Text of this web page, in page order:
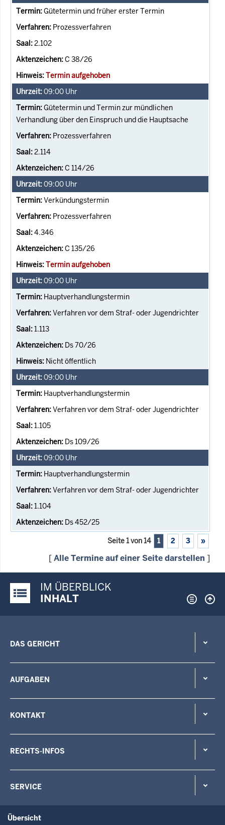
Gütetermin und früher erster Termin
Prozessverfahren
2.102
C 38/26
Termin aufgehoben
09:00 Uhr
Gütetermin und Termin zur mündlichen
Verhandlung über den Einspruch und die Hauptsache
Prozessverfahren
2.114
C 114/26
09:00 Uhr
Verkündungstermin
Prozessverfahren
4.346
C 135/26
Termin aufgehoben
09:00 Uhr
Hauptverhandlungstermin
Verfahren vor dem Straf- oder Jugendrichter
1.113
Ds 70/26
Nicht öffentlich
09:00 Uhr
Hauptverhandlungstermin
Verfahren vor dem Straf- oder Jugendrichter
1.105
Ds 109/26
09:00 Uhr
Hauptverhandlungstermin
Verfahren vor dem Straf- oder Jugendrichter
1.104
Ds 452/25
Seite 1 von 14 1 2 3 »
[Alle Termine auf einer Seite darstellen ]
Justiz-Portal im Überblick:
IM ÜBERBLICK
INHALT
DAS GERICHT
AUFGABEN
KONTAKT
RECHTS-INFOS
SERVICE
Übersicht